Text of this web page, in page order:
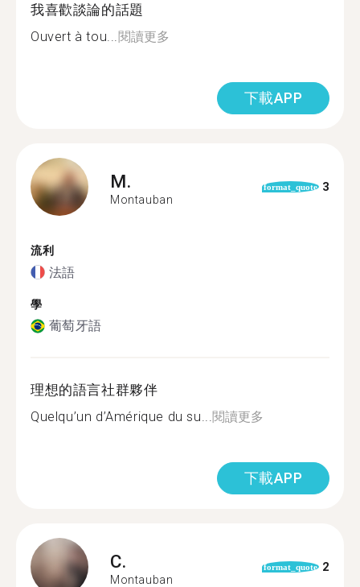
我喜歡談論的話題
Ouvert à tou...閱讀更多
下載APP
M.
Montauban
format_quote 3
流利
法語
學
葡萄牙語
理想的語言社群夥伴
Quelqu’un d’Amérique du su...閱讀更多
下載APP
C.
Montauban
format_quote 2